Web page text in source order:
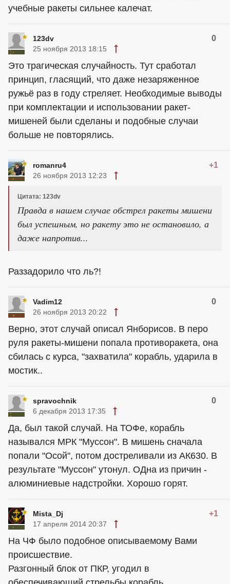
учебные ракеты сильнее калечат.
123dv 0
25 ноября 2013 18:15
Это трагическая случайность. Тут сработал
принцип, гласящий, что даже незаряженное
ружьё раз в году стреляет. Необходимые выводы
при комплектации и использовании ракет-
мишеней были сделаны и подобные случаи
больше не повторялись.
romanru4 +1
26 ноября 2013 12:23
Цитата: 123dv
Правда в нашем случае обстрел ракеты мишени
был успешным, но ракету это не остановило, а
даже напротив...
Раззадорило что ль?!
Vadim12 0
26 ноября 2013 20:22
Верно, этот случай описал Янборисов. В перо
руля ракеты-мишени попала противоракета, она
сбилась с курса, "захватила" корабль, ударила в
мостик..
spravochnik 0
6 декабря 2013 17:35
Да, был такой случай. На ТОФе, корабль
назывался МРК "Муссон". В мишень сначала
попали "Осой", потом достреливали из АК630. В
результате "Муссон" утонул. ОДна из причин -
алюминиевые надстройки. Хорошо горят.
Mista_Dj +1
17 апреля 2014 20:37
На ЧФ было подобное описываемому Вами
происшествие.
Разгонный блок от ПКР, угодил в